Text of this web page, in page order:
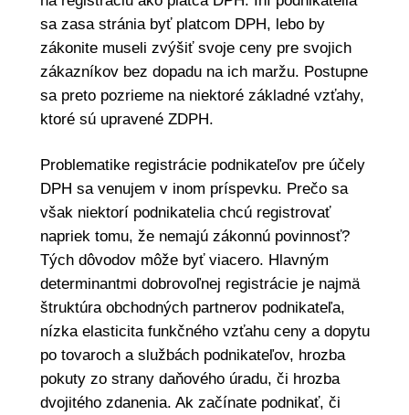
sa zasa stránia byť platcom DPH, lebo by
zákonite museli zvýšiť svoje ceny pre svojich
zákazníkov bez dopadu na ich maržu. Postupne
sa preto pozrieme na niektoré základné vzťahy,
ktoré sú upravené ZDPH.
Problematike registrácie podnikateľov pre účely
DPH sa venujem v inom príspevku. Prečo sa
však niektorí podnikatelia chcú registrovať
napriek tomu, že nemajú zákonnú povinnosť?
Tých dôvodov môže byť viacero. Hlavným
determinantmi dobrovoľnej registrácie je najmä
štruktúra obchodných partnerov podnikateľa,
nízka elasticita funkčného vzťahu ceny a dopytu
po tovaroch a službách podnikateľov, hrozba
pokuty zo strany daňového úradu, či hrozba
dvojitého zdanenia. Ak začínate podnikať, či